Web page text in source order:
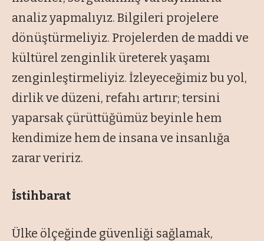
analiz yapmalıyız. Bilgileri projelere
dönüştürmeliyiz. Projelerden de maddi ve
kültürel zenginlik üreterek yaşamı
zenginleştirmeliyiz. İzleyeceğimiz bu yol,
dirlik ve düzeni, refahı artırır; tersini
yaparsak çürüttüğümüz beyinle hem
kendimize hem de insana ve insanlığa
zarar veririz.
İstihbarat
Ülke ölçeğinde güvenliği sağlamak,